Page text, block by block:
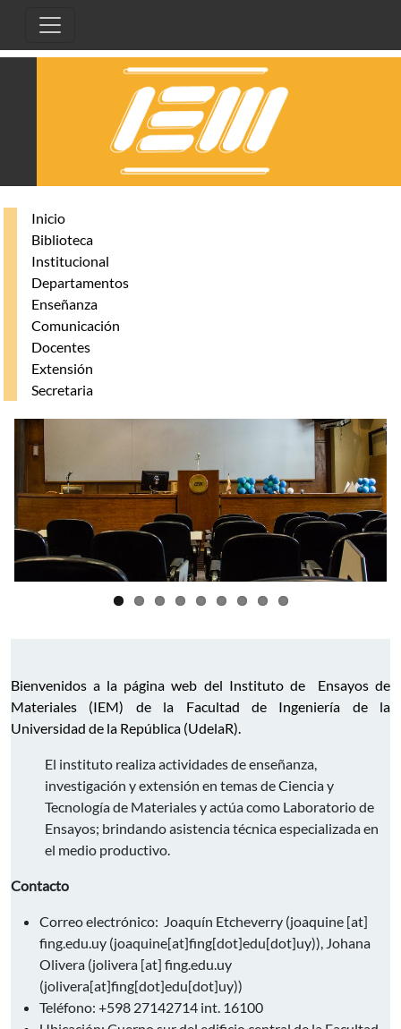
Inicio
Biblioteca
Institucional
Departamentos
Enseñanza
Comunicación
Docentes
Extensión
Secretaria
Bienvenidos a la página web del Instituto de Ensayos de
Materiales (IEM) de la Facultad de Ingeniería de la
Universidad de la República (UdelaR).
El instituto realiza actividades de enseñanza,
investigación y extensión en temas de Ciencia y
Tecnología de Materiales y actúa como Laboratorio de
Ensayos; brindando asistencia técnica especializada en
el medio productivo.
Contacto
Correo electrónico: Joaquín Etcheverry (joaquine [at]
fing.edu.uy (joaquine[at]fing[dot]edu[dot]uy)), Johana
Olivera (jolivera [at] fing.edu.uy
(jolivera[at]fing[dot]edu[dot]uy))
Teléfono: +598 27142714 int. 16100